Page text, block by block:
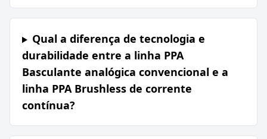
Qual a diferença de tecnologia e
durabilidade entre a linha PPA
Basculante analógica convencional e a
linha PPA Brushless de corrente
contínua?